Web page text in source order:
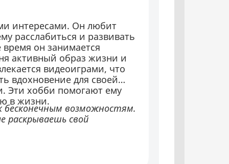
интересами. Он любит
расслабиться и развивать
он занимается
активный образ жизни и
видеоиграми, что
вдохновение для своей
Эти хобби помогают ему
в жизни.
возможностям.
раскрываешь свой